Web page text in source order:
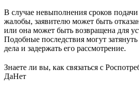
В случае невыполнения сроков
жалобы, заявителю может быть
или она может быть возвращена для
Подобные последствия могут
дела и задержать его рассмотрение.
Знаете ли вы, как связаться с
ДаНет